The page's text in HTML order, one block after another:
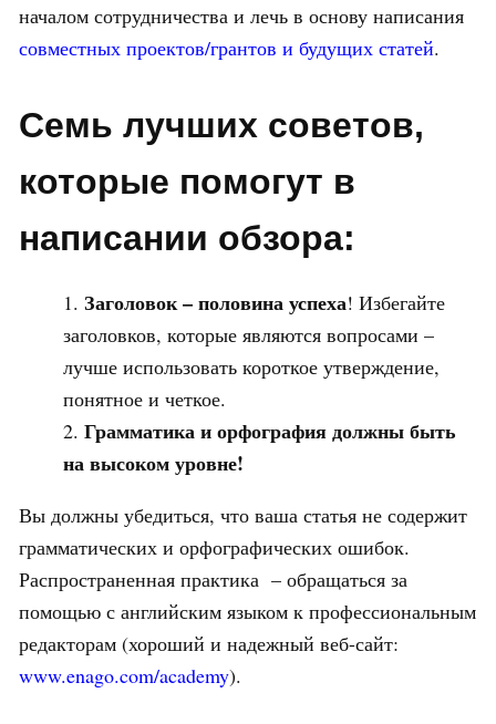
началом сотрудничества и лечь в основу написания
совместных проектов/грантов и будущих статей.
Семь лучших советов,
которые помогут в
написании обзора:
Заголовок – половина успеха! Избегайте
заголовков, которые являются вопросами –
лучше использовать короткое утверждение,
понятное и четкое.
Грамматика и орфография должны быть
на высоком уровне!
Вы должны убедиться, что ваша статья не содержит
грамматических и орфографических ошибок.
Распространенная практика – обращаться за
помощью с английским языком к профессиональным
редакторам (хороший и надежный веб-сайт:
www.enago.com/academy).